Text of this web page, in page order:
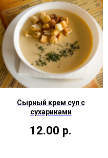
Сырный крем суп с
сухариками
12.00 р.